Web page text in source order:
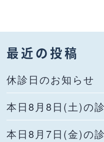
最近の投稿
休診日のお知らせ
本日8月8日(土)の
本日8月7日(金)の